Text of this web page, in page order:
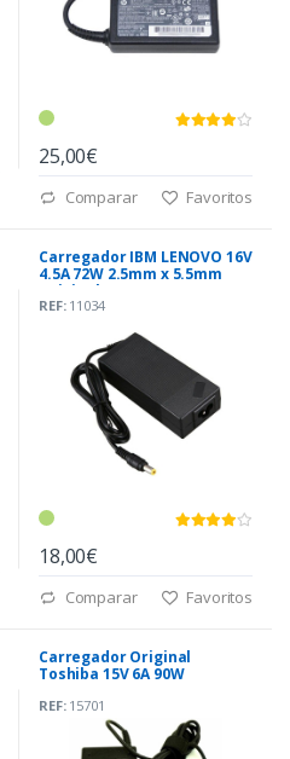
25,00€
Comparar Favoritos
Carregador IBM LENOVO 16V
4.5A 72W 2.5mm x 5.5mm
Original
REF:11034
18,00€
Comparar Favoritos
Carregador Original
Toshiba 15V 6A 90W
REF:15701